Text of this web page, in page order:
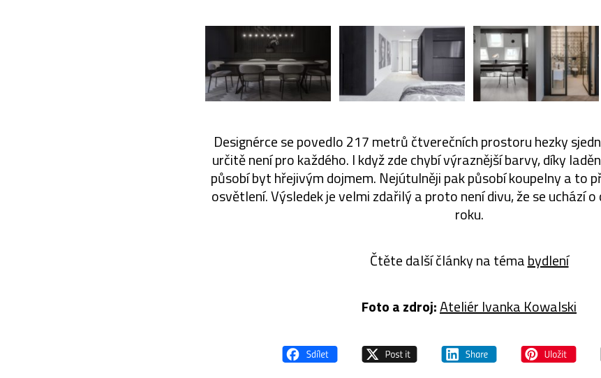
Designérce se povedlo 217 metrů čtverečních prostoru hezky
určitě není pro každého. I když zde chybí výraznější barvy, díky
působí byt hřejivým dojmem. Nejútulněji pak působí koupelny a to
osvětlení. Výsledek je velmi zdařilý a proto není divu, že se uchází
roku.
Čtěte další články na témabydlení
Foto a zdroj:Ateliér Ivanka Kowalski